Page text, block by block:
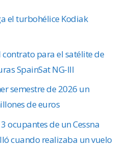
el turbohélice Kodiak
para el satélite de
SpainSat NG-III
semestre de 2026 un
de euros
ocupantes de un Cessna
cuando realizaba un vuelo